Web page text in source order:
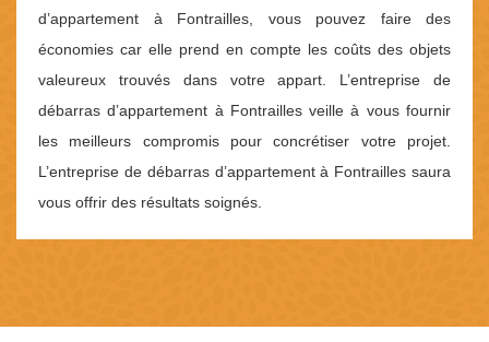
d’appartement à Fontrailles, vous pouvez faire des
économies car elle prend en compte les coûts des objets
valeureux trouvés dans votre appart. L’entreprise de
débarras d’appartement à Fontrailles veille à vous fournir
les meilleurs compromis pour concrétiser votre projet.
L’entreprise de débarras d’appartement à Fontrailles saura
vous offrir des résultats soignés.